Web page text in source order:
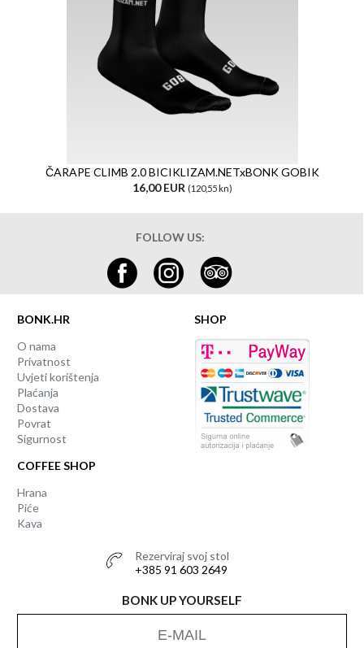
ČARAPE CLIMB 2.0 BICIKLIZAM.NETxBONK GOBIK
16,00 EUR (120,55 kn)
FOLLOW US:
BONK.HR
O nama
Privatnost
Uvjeti korištenja
Plaćanja
Dostava
Povrat
Sigurnost
COFFEE SHOP
Hrana
Piće
Kava
SHOP
Rezerviraj svoj stol
+385 91 603 2649
BONK UP YOURSELF